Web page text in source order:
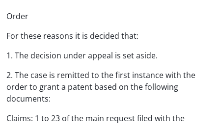
Order
For these reasons it is decided that:
1. The decision under appeal is set aside.
2. The case is remitted to the first instance with the
order to grant a patent based on the following
documents:
Claims: 1 to 23 of the main request filed with the